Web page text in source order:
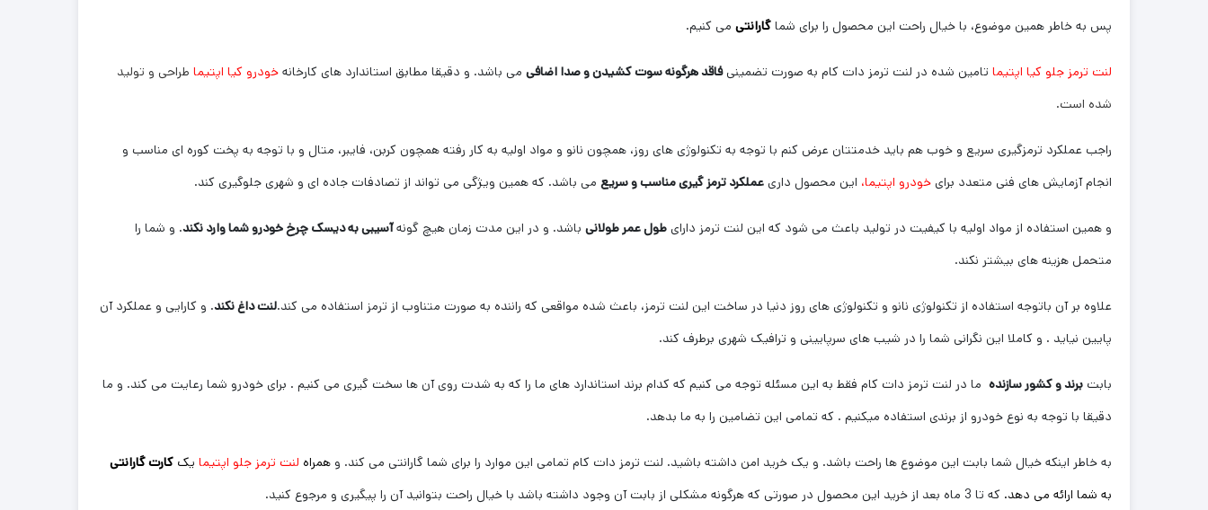
پس به خاطر همین موضوع، با خیال راحت این محصول را برای شما گارانتی می کنیم.
لنت ترمز جلو کیا اپتیما تامین شده در لنت ترمز دات کام به صورت تضمینیفاقد هرگونه سوت کشیدن و صدا اضافی می باشد. و دقیقا مطابق استاندارد های کارخانه خودرو کیا اپتیما طراحی و تولید
شده است.
راجب عملکرد ترمزگیری سریع و خوب هم باید خدمتتان عرض کنم با توجه به تکنولوژی های روز، همچون نانو و مواد اولیه به کار رفته همچون کربن، فایبر، متال و با توجه به پخت کوره ای مناسب و
انجام آزمایش های فنی متعدد برای خودرو اپتیما، این محصول داری عملکرد ترمز گیری مناسب و سریع می باشد. که همین ویژگی می تواند از تصادفات جاده ای و شهری جلوگیری کند.
و همین استفاده از مواد اولیه با کیفیت در تولید باعث می شود که این لنت ترمز دارای طول عمر طولانی باشد. و در این مدت زمان هیچ گونهآسیبی به دیسک چرخ خودرو شما وارد نکند. و شما را
متحمل هزینه های بیشتر نکند.
علاوه بر آن باتوجه استفاده از تکنولوژی نانو و تکنولوژی های روز دنیا در ساخت این لنت ترمز، باعث شده مواقعی که راننده به صورت متناوب از ترمز استفاده می کند.لنت داغ نکند. و کارایی و عملکرد آن
پایین نیاید . و کاملا این نگرانی شما را در شیب های سرپایینی و ترافیک شهری برطرف کند.
بابت برند و کشور سازنده ما در لنت ترمز دات کام فقط به این مسئله توجه می کنیم که کدام برند استاندارد های ما را که به شدت روی آن ها سخت گیری می کنیم . برای خودرو شما رعایت می کند. و ما
دقیقا با توجه به نوع خودرو از برندی استفاده میکنیم . که تمامی این تضامین را به ما بدهد.
به خاطر اینکه خیال شما بابت این موضوع ها راحت باشد. و یک خرید امن داشته باشید. لنت ترمز دات کام تمامی این موارد را برای شما گارانتی می کند. و همراه لنت ترمز جلو اپتیما یک کارت گارانتی
به شما ارائه می دهد. که تا 3 ماه بعد از خرید این محصول در صورتی که هرگونه مشکلی از بابت آن وجود داشته باشد با خیال راحت بتوانید آن را پیگیری و مرجوع کنید.